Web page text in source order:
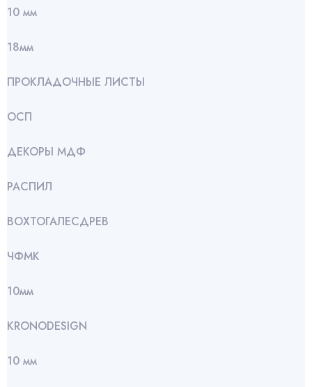
10 мм
18мм
ПРОКЛАДОЧНЫЕ ЛИСТЫ
ОСП
ДЕКОРЫ МДФ
РАСПИЛ
ВОХТОГАЛЕСДРЕВ
ЧФМК
10мм
KRONODESIGN
10 мм